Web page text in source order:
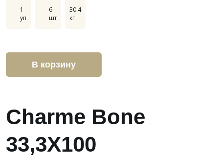
Charme Bone
33,3X100
1
уп
6
шт
30.4
кг
В корзину